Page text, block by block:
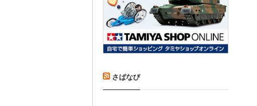
さばなび